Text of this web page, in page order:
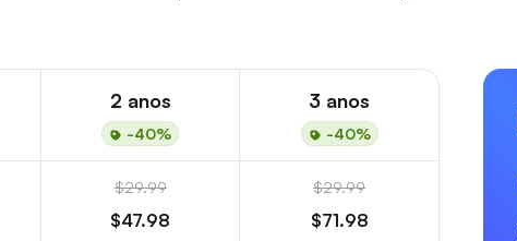
2 anos
-40%
3 anos
-40%
$29.99
$47.98
$29.99
$71.98